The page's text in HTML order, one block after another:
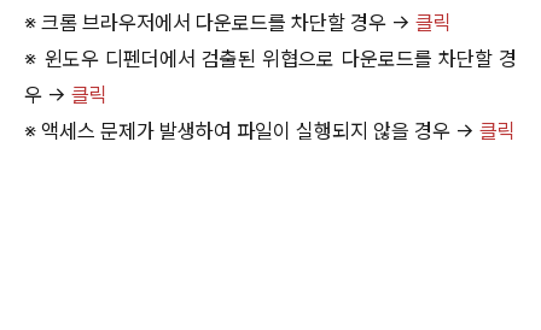
※ 크롬 브라우저에서 다운로드를 차단할 경우 → 클릭
※ 윈도우 디펜더에서 검출된 위협으로 다운로드를 차단할 경
우 → 클릭
※ 액세스 문제가 발생하여 파일이 실행되지 않을 경우 → 클릭